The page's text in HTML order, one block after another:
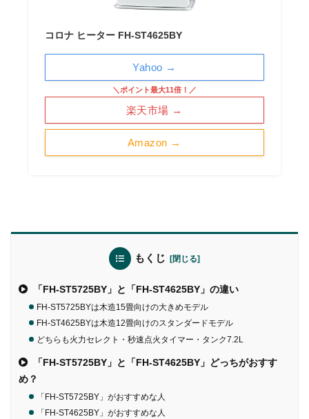
コロナ ヒーター FH-ST4625BY
Amazon →
＼ポイント最大11倍！／
楽天市場 →
Yahoo →
もくじ
「FH-ST5725BY」と「FH-ST4625BY」の違い
FH-ST5725BYは木造15畳向けの大きめモデル
FH-ST4625BYは木造12畳向けのスタンダードモデル
どちらも火力セレクト・秒速点火タイマー・タンク7.2L
「FH-ST5725BY」と「FH-ST4625BY」どっちがおすす
め？
「FH-ST5725BY」がおすすめな人
「FH-ST4625BY」がおすすめな人